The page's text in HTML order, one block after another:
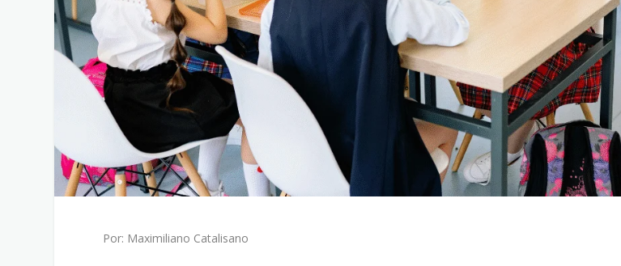
Por: Maximiliano Catalisano